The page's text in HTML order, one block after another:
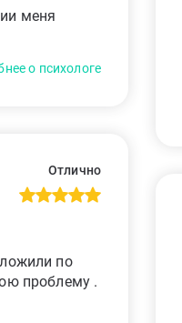
меня
о психологе
Отлично
по
проблему .